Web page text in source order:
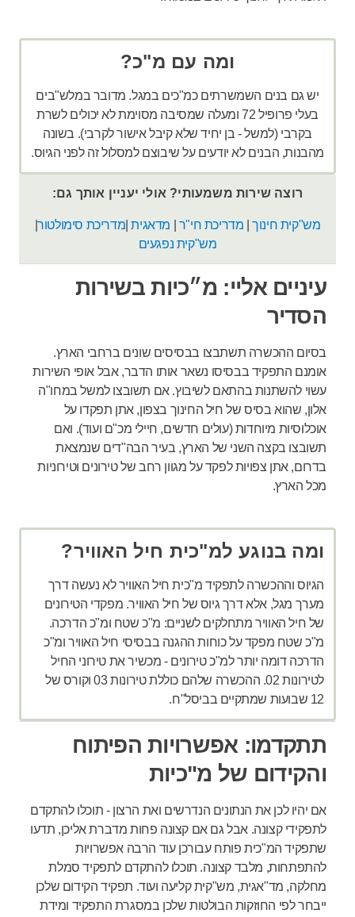
ומה עם מ"כ?
יש גם בנים השמשרתים כמ"כים במגל. מדובר במלש"בים
בעלי פרופיל 72 ומעלה שמסיבה מסוימת לא יכולים לשרת
בקרבי (למשל - בן יחיד שלא קיבל אישור לקרבי). בשונה
מהבנות, הבנים לא יודעים על שיבוצם למסלול זה לפני הגיוס.
רוצה שירות משמעותי? אולי יעניין אותך גם:
מש"קית חינוך| מדריכת חי"ר מדאגית מדריכת סימולטור|
מש"קית נפגעים
עיניים אליי: מ״כיות בשירות
הסדיר
בסיום ההכשרה תשתבצו בבסיסים שונים ברחבי הארץ.
אומנם התפקיד בבסיסו נשאר אותו הדבר, אבל אופי השירות
עשוי להשתנות בהתאם לשיבוץ. אם תשובצו למשל במחו"ה
אלון, שהוא בסיס של חיל החינוך בצפון, אתן תפקדו על
אוכלוסיות מיוחדות (עולים חדשים, חיילי מכ"ם ועוד). ואם
תשובצו בקצה השני של הארץ, בעיר הבה"דים שנמצאת
בדרום, אתן צפויות לפקד על מגוון רחב של טירונים וטירוניות
מכל הארץ.
ומה בנוגע למ"כית חיל האוויר?
הגיוס וההכשרה לתפקיד מ"כית חיל האוויר לא נעשה דרך
מערך מגל, אלא דרך גיוס של חיל האוויר. מפקדי הטירונים
של חיל האוויר מתחלקים לשניים: מ"כ שטח ומ"כ הדרכה.
מ"כ שטח מפקד על כוחות ההגנה בבסיסי חיל האוויר ומ"כ
הדרכה דומה יותר למ"כ טירונים - מכשיר את טירוני החיל
לטירונות 02. ההכשרה שלהם כוללת טירונות 03 וקורס של
12 שבועות שמתקיים בביסל"ח.
תתקדמו: אפשרויות הפיתוח
והקידום של מ"כיות
אם יהיו לכן את הנתונים הנדרשים ואת הרצון - תוכלו להתקדם
לתפקידי קצונה. אבל גם אם קצונה פחות מדברת אליכן, תדעו
שתפקיד המ"כית פותח עבורכן עוד הרבה אפשרויות
להתפתחות, מלבד קצונה. תוכלו להתקדם לתפקיד סמלת
מחלקה, מד"אגית, מש"קית קליעה ועוד. תפקיד הקידום שלכן
ייבחר לפי החוזקות הבולטות שלכן במסגרת התפקיד ומידת